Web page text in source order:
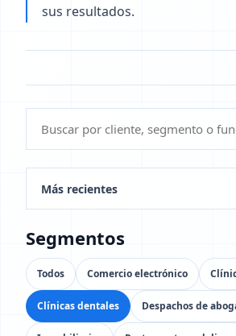
sus resultados.
Segmentos
Todos Comercio electrónico
Clínicas dentales Despachos de